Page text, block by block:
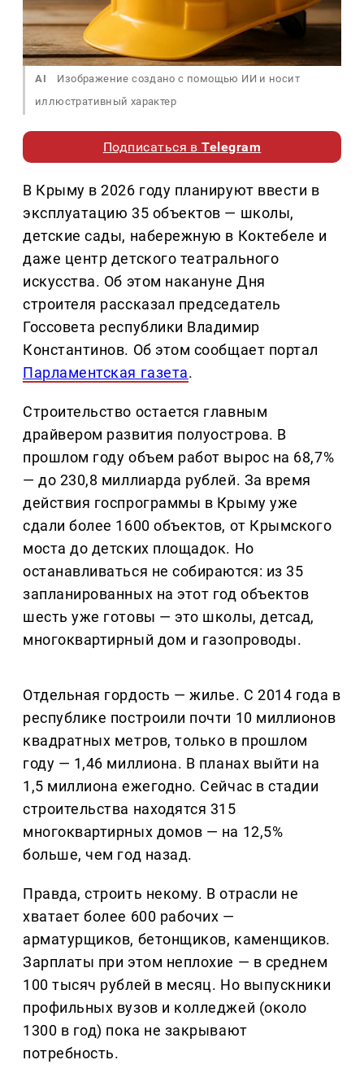
AI
Изображение создано с помощью ИИ и носит
иллюстративный характер
Подписаться вTelegram
В Крыму в 2026 году планируют ввести в
эксплуатацию 35 объектов — школы,
детские сады, набережную в Коктебеле и
даже центр детского театрального
искусства. Об этом накануне Дня
строителя рассказал председатель
Госсовета республики Владимир
Константинов. Об этом сообщает портал
Парламентская газета.
Строительство остается главным
драйвером развития полуострова. В
прошлом году объем работ вырос на 68,7%
— до 230,8 миллиарда рублей. За время
действия госпрограммы в Крыму уже
сдали более 1600 объектов, от Крымского
моста до детских площадок. Но
останавливаться не собираются: из 35
запланированных на этот год объектов
шесть уже готовы — это школы, детсад,
многоквартирный дом и газопроводы.
Отдельная гордость — жилье. С 2014 года в
республике построили почти 10 миллионов
квадратных метров, только в прошлом
году — 1,46 миллиона. В планах выйти на
1,5 миллиона ежегодно. Сейчас в стадии
строительства находятся 315
многоквартирных домов — на 12,5%
больше, чем год назад.
Правда, строить некому. В отрасли не
хватает более 600 рабочих —
арматурщиков, бетонщиков, каменщиков.
Зарплаты при этом неплохие — в среднем
100 тысяч рублей в месяц. Но выпускники
профильных вузов и колледжей (около
1300 в год) пока не закрывают
потребность.